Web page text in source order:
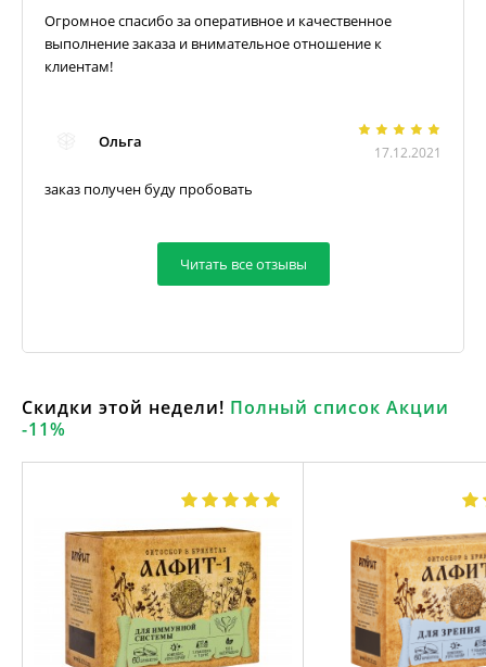
Огромное спасибо за оперативное и качественное
выполнение заказа и внимательное отношение к
клиентам!
Ольга
17.12.2021
заказ получен буду пробовать
Читать все отзывы
Скидки этой недели! Полный список Акции
-11%